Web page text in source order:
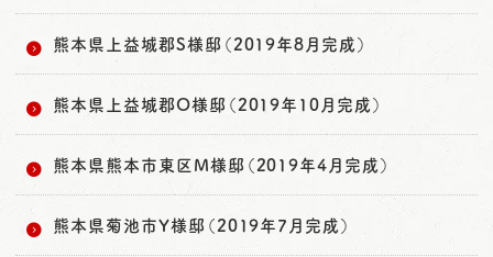
熊本県上益城郡S様邸（2019年8月完成）
熊本県上益城郡O様邸（2019年10月完成）
熊本県熊本市東区M様邸（2019年4月完成）
熊本県菊池市Y様邸（2019年7月完成）